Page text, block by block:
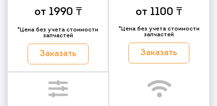
от 1990 ₸
*Цена без учета стоимости
запчастей
Заказать
от 1100 ₸
*Цена без учета стоимости
запчастей
Заказать